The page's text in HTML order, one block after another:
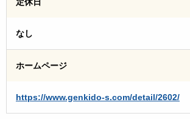
なし
ホームページ
https://www.genkido-s.com/detail/2602/